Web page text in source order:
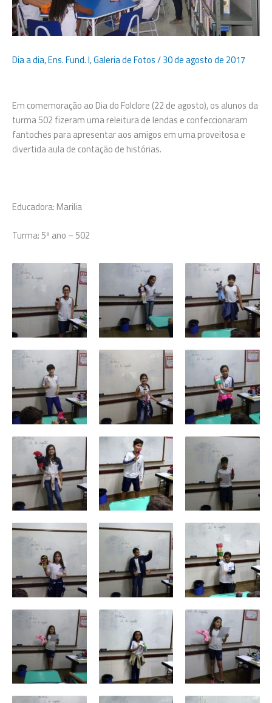
Dia a dia,Ens. Fund. I,Galeria de Fotos/30 de agosto de 2017
Em comemoração ao Dia do Folclore (22 de agosto), os alunos da
turma 502 fizeram uma releitura de lendas e confeccionaram
fantoches para apresentar aos amigos em uma proveitosa e
divertida aula de contação de histórias.
Educadora: Marilia
Turma: 5º ano – 502